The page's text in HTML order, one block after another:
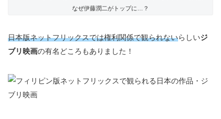
なぜ伊藤潤二がトップに…？
日本版ネットフリックスでは権利関係で観られないらしいジ
ブリ映画の有名どころもありました！